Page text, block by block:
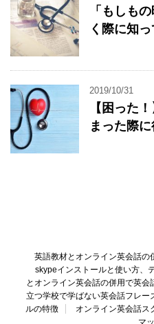
「もしも
く際に知
2019/10/31
【困った
まった際
英語教材とオンライン英会話の
skypeインストールと使い方、
とオンライン英会話の併用で英会
立つ学校で学ばない英会話フレー
ルの特徴
オンライン英会話ス